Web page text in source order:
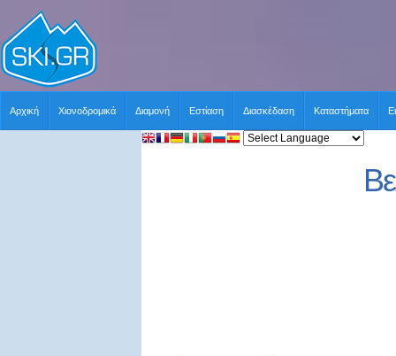
Αρχική Χιονοδρομικά Διαμονή Εστίαση Διασκέδαση Καταστήματα